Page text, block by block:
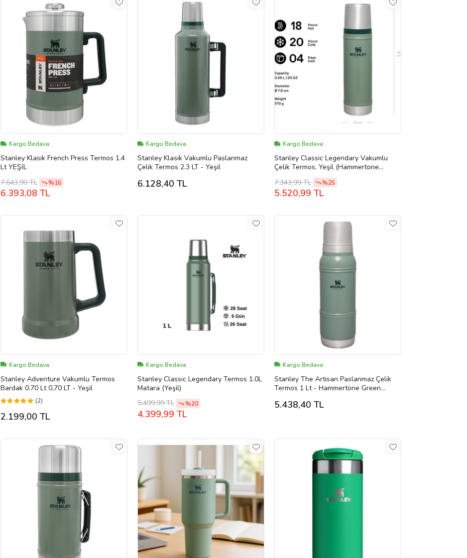
Kargo Bedava
Stanley Klasik French Press Termos 1.4
Lt YEŞİL
7.643,90 TL
%16
6.393,08 TL
Kargo Bedava
Stanley Klasik Vakumlu Paslanmaz
Çelik Termos 2.3 LT - Yeşil
6.128,40 TL
Kargo Bedava
Stanley Classic Legendary Vakumlu
Çelik Termos, Yeşil (Hammertone
Green), 0.6 Litre
7.343,99 TL %25
5.520,99 TL
Kargo Bedava
Stanley Adventure Vakumlu Termos
Bardak 0.70 Lt 0,70 LT - Yeşil
(2)
2.199,00 TL
Kargo Bedava
Stanley Classic Legendary Termos 1.0L
Matara (Yeşil)
5.499,99 TL
%20
4.399,99 TL
Kargo Bedava
Stanley The Artisan Paslanmaz Çelik
Termos 1 Lt - Hammertone Green
5.438,40 TL